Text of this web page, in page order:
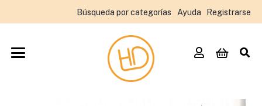
Búsqueda por categorías Ayuda Registrarse